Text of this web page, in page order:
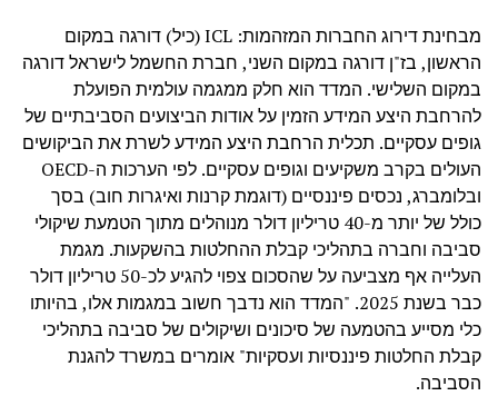
מבחינת דירוג החברות המזהמות: ICL (כיל) דורגה במקום
הראשון, בז"ן דורגה במקום השני, חברת החשמל לישראל דורגה
במקום השלישי. המדד הוא חלק ממגמה עולמית הפועלת
להרחבת היצע המידע הזמין על אודות הביצועים הסביבתיים של
גופים עסקיים. תכלית הרחבת היצע המידע לשרת את הביקושים
העולים בקרב משקיעים וגופים עסקיים. לפי הערכות ה-OECD
ובלומברג, נכסים פיננסיים (דוגמת קרנות ואיגרות חוב) בסך
כולל של יותר מ-40 טריליון דולר מנוהלים מתוך הטמעת שיקולי
סביבה וחברה בתהליכי קבלת ההחלטות בהשקעות. מגמת
העלייה אף מצביעה על שהסכום צפוי להגיע לכ-50 טריליון דולר
כבר בשנת 2025. "המדד הוא נדבך חשוב במגמות אלו, בהיותו
כלי מסייע בהטמעה של סיכונים ושיקולים של סביבה בתהליכי
קבלת החלטות פיננסיות ועסקיות" אומרים במשרד להגנת
הסביבה.